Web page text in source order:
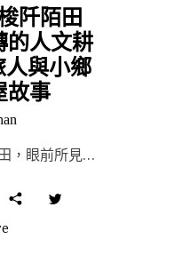
阡陌田
的人文耕
與小鄉
故事
Photography/ Yao. 稻田，眼前所見盡是綿延的稻田。 在春天不久後來訪，當時盛夏與秋末...